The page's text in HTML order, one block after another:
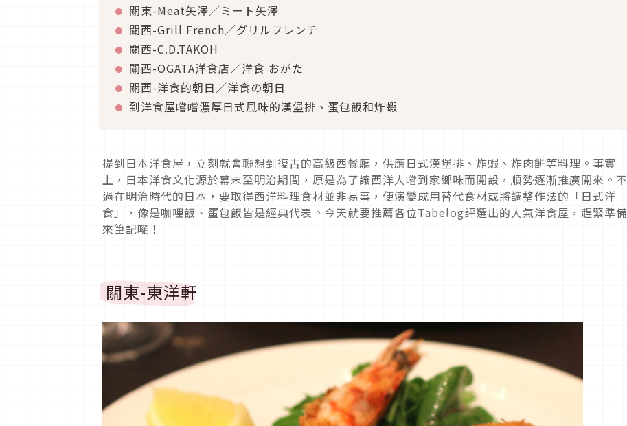
關東-Meat矢澤／ミート矢澤
關西-Grill French／グリルフレンチ
關西-C.D.TAKOH
關西-OGATA洋食店／洋食 おがた
關西-洋食的朝日／洋食の朝日
到洋食屋嚐嚐濃厚日式風味的漢堡排、蛋包飯和炸蝦
提到日本洋食屋，立刻就會聯想到復古的高級西餐廳，供應日式漢堡排、炸蝦、炸肉餅等料理。事實
上，日本洋食文化源於幕末至明治期間，原是為了讓西洋人嚐到家鄉味而開設，順勢逐漸推廣開來。不
過在明治時代的日本，要取得西洋料理食材並非易事，便演變成用替代食材或將調整作法的「日式洋
食」，像是咖哩飯、蛋包飯皆是經典代表。今天就要推薦各位Tabelog評選出的人氣洋食屋，趕緊準備
來筆記囉！
關東-東洋軒